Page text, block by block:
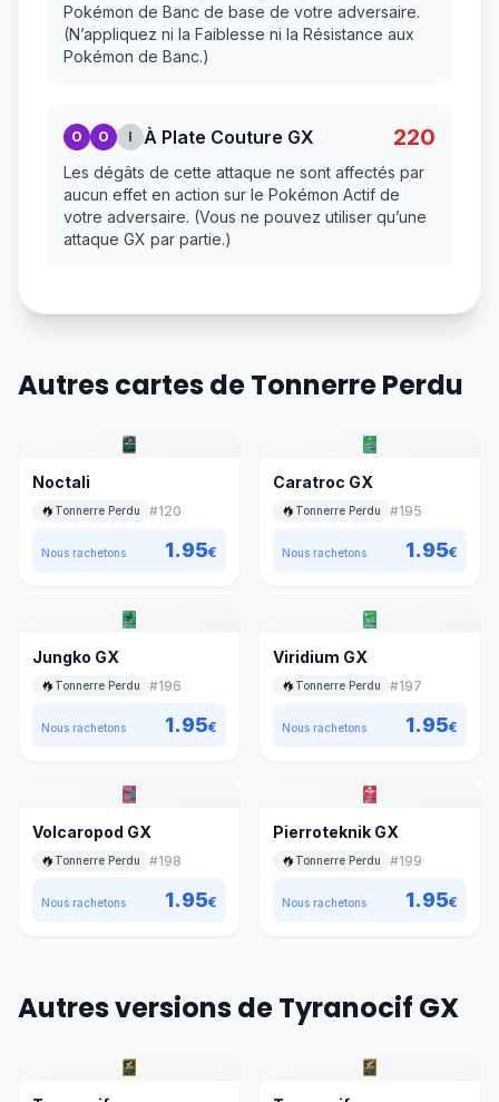
Pokémon de Banc de base de votre adversaire.
(N’appliquez ni la Faiblesse ni la Résistance aux
Pokémon de Banc.)
O O I À Plate Couture GX 220
Les dégâts de cette attaque ne sont affectés par
aucun effet en action sur le Pokémon Actif de
votre adversaire. (Vous ne pouvez utiliser qu’une
attaque GX par partie.)
Autres cartes de Tonnerre Perdu
Noctali
Tonnerre Perdu #120
Nous rachetons 1.95€
Caratroc GX
Tonnerre Perdu #195
Nous rachetons 1.95€
Jungko GX
Tonnerre Perdu #196
Nous rachetons 1.95€
Viridium GX
Tonnerre Perdu #197
Nous rachetons 1.95€
Volcaropod GX
Tonnerre Perdu #198
Nous rachetons 1.95€
Pierroteknik GX
Tonnerre Perdu #199
Nous rachetons 1.95€
Autres versions de Tyranocif GX